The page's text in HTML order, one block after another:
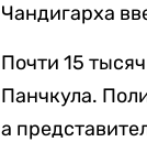
Чандигарха
Почти 15
Панчкула.
а